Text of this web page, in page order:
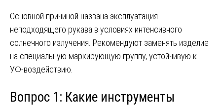
Основной причиной названа эксплуатация
неподходящего рукава в условиях интенсивного
солнечного излучения. Рекомендуют заменять изделие
на специальную маркирующую группу, устойчивую к
УФ-воздействию.
Вопрос 1: Какие инструменты